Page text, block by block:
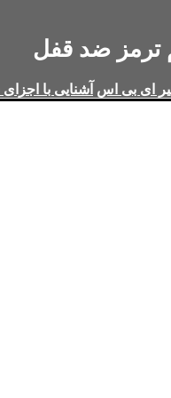
ترمز ضد قفل
ای بی اس آشنایی با